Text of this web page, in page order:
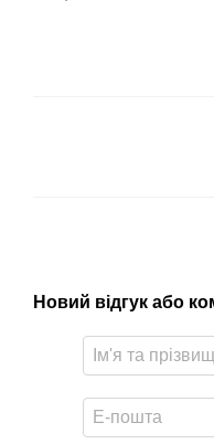
Новий відгук або